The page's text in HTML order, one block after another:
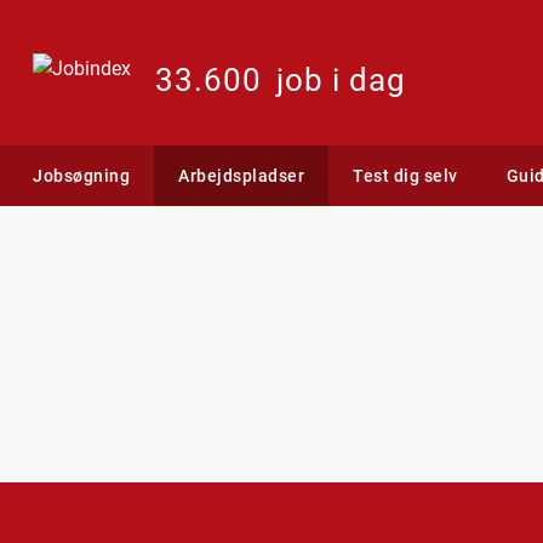
33.600 job i dag
Jobsøgning Arbejdspladser Test dig selv